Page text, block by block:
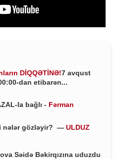
DİQQƏTİNƏ!7 avqust
dan etibarən...
la bağlı - Fərman
nələr gözləyir? — ULDUZ
Səidə Bəkirqızına uduzdu